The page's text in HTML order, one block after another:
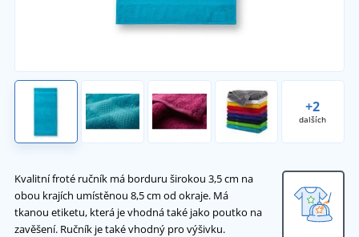
+2
dalších
Kvalitní froté ručník má borduru širokou 3,5 cm na
obou krajích umístěnou 8,5 cm od okraje. Má
tkanou etiketu, která je vhodná také jako poutko na
zavěšení. Ručník je také vhodný pro výšivku.